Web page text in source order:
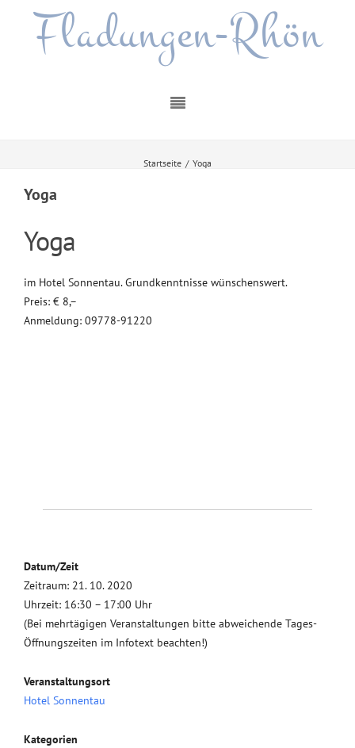
Fladungen-Rhön
Startseite / Yoga
Yoga
Yoga
im Hotel Sonnentau. Grundkenntnisse wünschenswert.
Preis: € 8,–
Anmeldung: 09778-91220
Datum/Zeit
Zeitraum: 21. 10. 2020
Uhrzeit: 16:30 – 17:00 Uhr
(Bei mehrtägigen Veranstaltungen bitte abweichende Tages-
Öffnungszeiten im Infotext beachten!)
Veranstaltungsort
Hotel Sonnentau
Kategorien